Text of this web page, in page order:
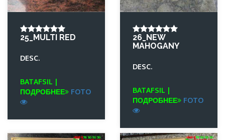
25_MULTI RED
DESC.
BATAFSIL |
ПОДРОБНЕЕ
FOTO
26_NEW
MAHOGANY
DESC.
BATAFSIL |
ПОДРОБНЕЕ
FOTO